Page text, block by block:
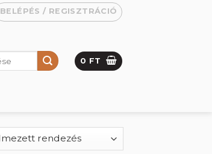
BELÉPÉS / REGISZTRÁCIÓ
0 FT